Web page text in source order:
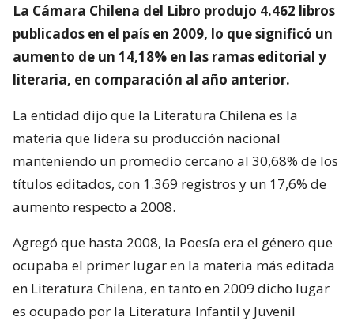
La Cámara Chilena del Libro produjo 4.462 libros
publicados en el país en 2009, lo que significó un
aumento de un 14,18% en las ramas editorial y
literaria, en comparación al año anterior.
La entidad dijo que la Literatura Chilena es la
materia que lidera su producción nacional
manteniendo un promedio cercano al 30,68% de los
títulos editados, con 1.369 registros y un 17,6% de
aumento respecto a 2008.
Agregó que hasta 2008, la Poesía era el género que
ocupaba el primer lugar en la materia más editada
en Literatura Chilena, en tanto en 2009 dicho lugar
es ocupado por la Literatura Infantil y Juvenil